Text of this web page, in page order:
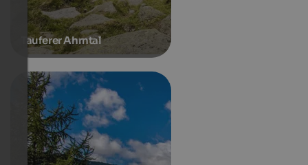
Tauferer Ahrntal